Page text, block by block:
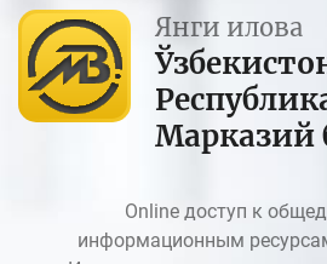
Янги илова
Марказий
Online доступ к
информационным